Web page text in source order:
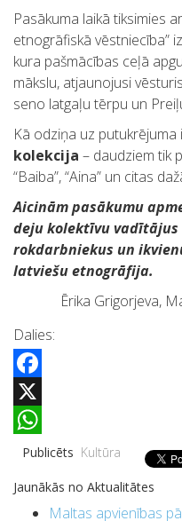
Pasākuma laikā tiksimies
etnogrāfiskā vēstniecība”
kura pašmācības ceļā
mākslu, atjaunojusi
seno latgaļu tērpu un
Kā odziņa uz putukrējuma
kolekcija – daudziem tik
“Baiba”, “Aina” un citas
Aicinām pasākumu
deju kolektīvu
rokdarbniekus un
latviešu etnogrāfija.
Ērika Grigorjeva,
Dalies:
Facebook
X
WhatsApp
Publicēts Kultūra
Jaunākās no Aktualitātes
Maltas apvienības